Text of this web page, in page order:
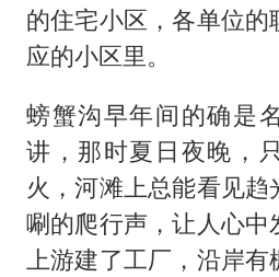
“中国游”
你常吃的
的住宅小区，各单位的
应的小区里。
螃蟹沟早年间的确是
讲，那时夏日夜晚，
火，河滩上总能看见
唰的爬行声，让人心中
上游建了工厂，沿岸有